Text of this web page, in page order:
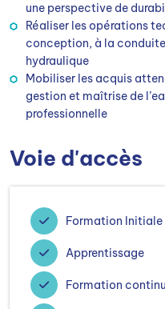
une perspective de
Réaliser les opérations
conception, à la
hydraulique
Mobiliser les acquis
gestion et maîtrise de
professionnelle
Voie d'accès
Formation Initiale
Apprentissage
Formation